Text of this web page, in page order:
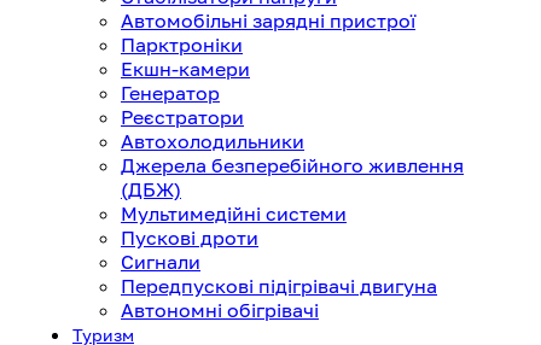
Автомобільні зарядні пристрої
Парктроніки
Екшн-камери
Генератор
Реєстратори
Автохолодильники
Джерела безперебійного живлення
(ДБЖ)
Мультимедійні системи
Пускові дроти
Сигнали
Передпускові підігрівачі двигуна
Автономні обігрівачі
Туризм